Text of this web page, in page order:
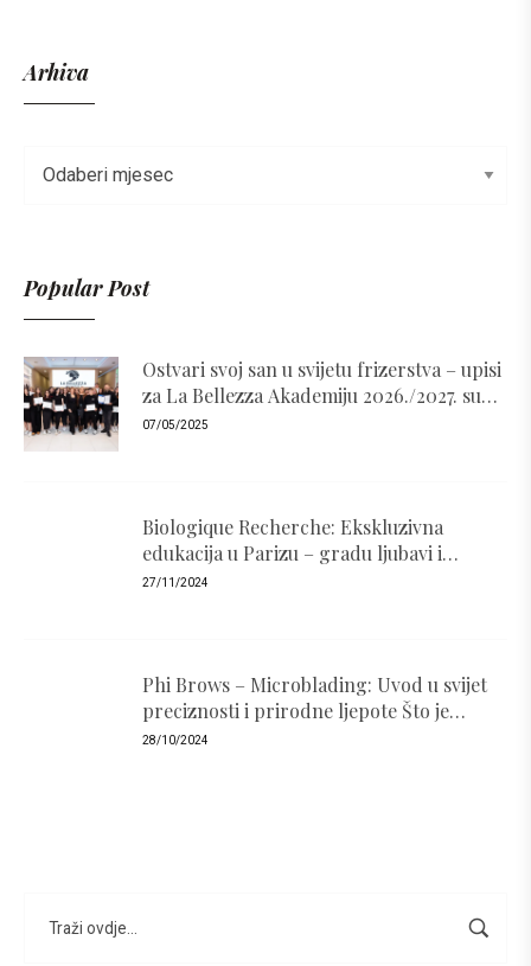
Arhiva
Popular Post
Ostvari svoj san u svijetu frizerstva – upisi
za La Bellezza Akademiju 2026./2027. su
otvoreni!
07/05/2025
Biologique Recherche: Ekskluzivna
edukacija u Parizu – gradu ljubavi i
luksuza
27/11/2024
Phi Brows – Microblading: Uvod u svijet
preciznosti i prirodne ljepote Što je
PhiBrows i zašto je popularan ?
28/10/2024